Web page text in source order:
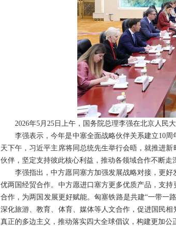
2026年5月25日上午，国务院总理李强在北京人民
李强表示，今年是中塞全面战略伙伴关系建立10
天下午，习近平主席将同总统先生举行会晤，就推进
伙伴，坚定支持彼此核心利益，推动各领域合作不断走
李强指出，中方愿同塞方加强发展战略对接，更
优两国经贸合作。中方愿进口塞方更多优质产品，支
合作，为两国发展更好赋能。匈塞铁路是共建“一带一
深化旅游、教育、体育、媒体等人文合作，促进国民
真正的多边主义，推动落实四大全球倡议，构建更加公